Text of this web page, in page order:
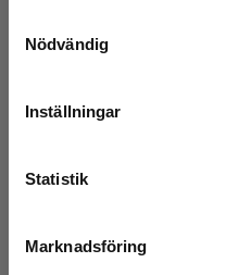
Nödvändig
Inställningar
Statistik
Marknadsföring